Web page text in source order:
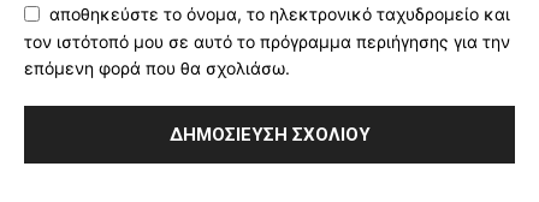
αποθηκεύστε το όνομα, το ηλεκτρονικό ταχυδρομείο και
τον ιστότοπό μου σε αυτό το πρόγραμμα περιήγησης για την
επόμενη φορά που θα σχολιάσω.